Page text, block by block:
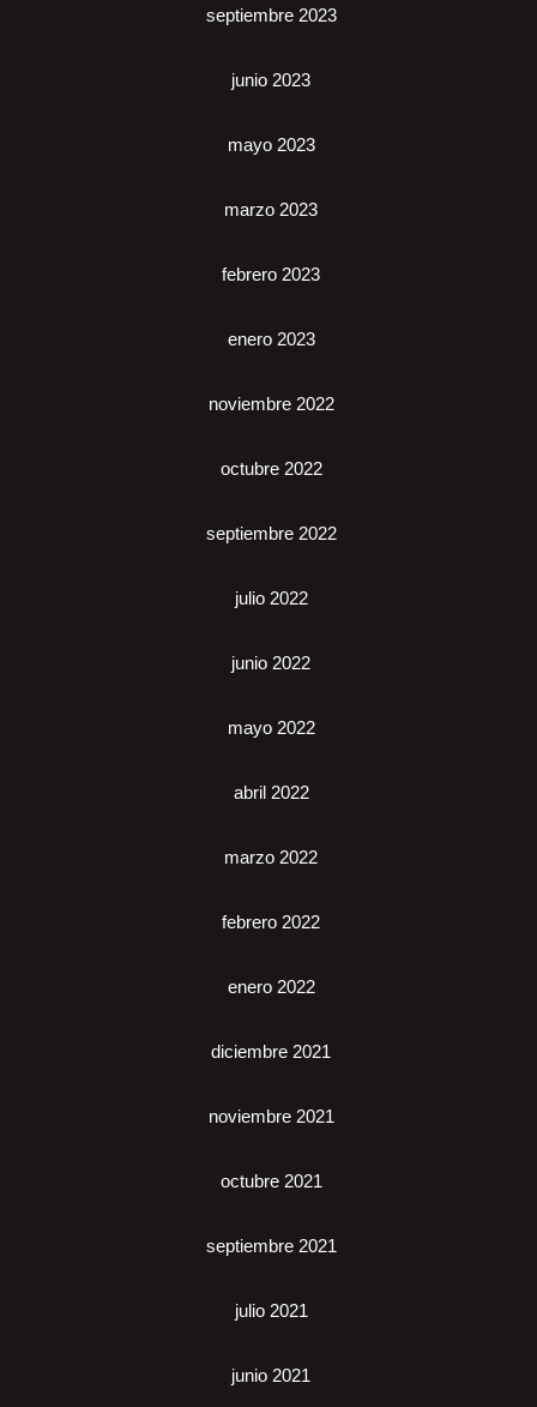
septiembre 2023
junio 2023
mayo 2023
marzo 2023
febrero 2023
enero 2023
noviembre 2022
octubre 2022
septiembre 2022
julio 2022
junio 2022
mayo 2022
abril 2022
marzo 2022
febrero 2022
enero 2022
diciembre 2021
noviembre 2021
octubre 2021
septiembre 2021
julio 2021
junio 2021